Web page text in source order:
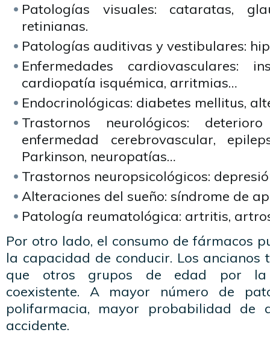
Patologías visuales: cataratas,
retinianas.
Patologías auditivas y vestibulares:
Enfermedades cardiovasculares:
cardiopatía isquémica, arritmias…
Endocrinológicas: diabetes mellitus,
Trastornos neurológicos: deterioro
enfermedad cerebrovascular,
Parkinson, neuropatías…
Trastornos neuropsicológicos:
Alteraciones del sueño: síndrome de
Patología reumatológica: artritis,
Por otro lado, el consumo de fármacos
la capacidad de conducir. Los ancianos
que otros grupos de edad por la
coexistente. A mayor número de
polifarmacia, mayor probabilidad de
accidente.